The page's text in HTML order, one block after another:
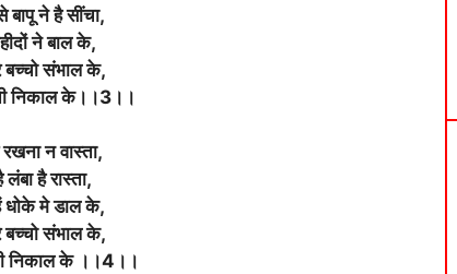
ने है सींचा,
ने बाल के,
संभाल के,
निकाल के।।3।।
न वास्ता,
है रास्ता,
धोके मे डाल के,
संभाल के,
निकाल के ।।4।।